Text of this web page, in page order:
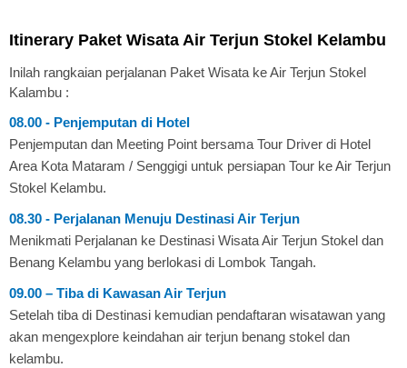
Itinerary Paket Wisata Air Terjun Stokel Kelambu
Inilah rangkaian perjalanan Paket Wisata ke Air Terjun Stokel
Kalambu :
08.00 - Penjemputan di Hotel
Penjemputan dan Meeting Point bersama Tour Driver di Hotel
Area Kota Mataram / Senggigi untuk persiapan Tour ke Air Terjun
Stokel Kelambu.
08.30 - Perjalanan Menuju Destinasi Air Terjun
Menikmati Perjalanan ke Destinasi Wisata Air Terjun Stokel dan
Benang Kelambu yang berlokasi di Lombok Tangah.
09.00 – Tiba di Kawasan Air Terjun
Setelah tiba di Destinasi kemudian pendaftaran wisatawan yang
akan mengexplore keindahan air terjun benang stokel dan
kelambu.